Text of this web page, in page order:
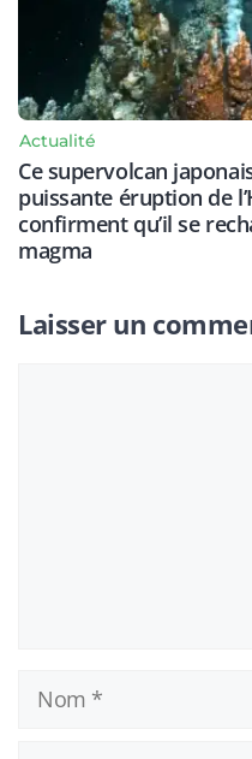
Actualité
Ce supervolcan
puissante éruption de
confirment qu’il se
magma
Laisser un
Nom